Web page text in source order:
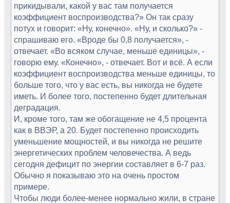
прикидывали, какой у вас там получается
коэффициент воспроизводства?» Он так сразу
потух и говорит: «Ну, конечно». «Ну, и сколько?» -
спрашиваю его. «Вроде бы 0,8 получается», -
отвечает. «Во всяком случае, меньше единицы», -
говорю ему. «Конечно», - отвечает. Вот и всё. А если
коэффициент воспроизводства меньше единицы, то
больше того, что у вас есть, вы никогда не будете
иметь. И более того, постепенно будет длительная
деградация.
И, кроме того, там же обогащение не 4,5 процента
как в ВВЭР, а 20. Будет постепенно происходить
уменьшение мощностей, и вы никогда не решите
энергетических проблем человечества. А ведь
сегодня дефицит по энергии составляет в 6-7 раз.
Обычно я показываю это на очень простом
примере.
Чтобы люди более-менее нормально жили, в стране